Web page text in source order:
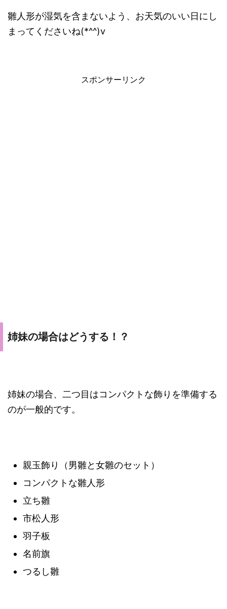
雛人形が湿気を含まないよう、お天気のいい日にし
まってくださいね(*^^)v
スポンサーリンク
姉妹の場合はどうする！？
姉妹の場合、二つ目はコンパクトな飾りを準備する
のが一般的です。
親玉飾り（男雛と女雛のセット）
コンパクトな雛人形
立ち雛
市松人形
羽子板
名前旗
つるし雛